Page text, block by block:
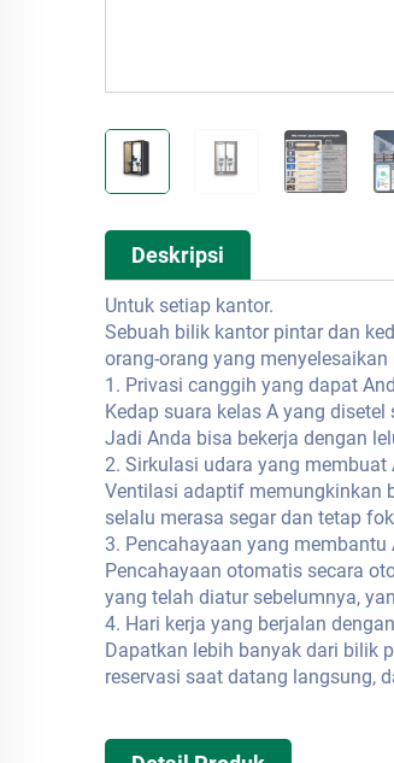
Deskripsi
Untuk setiap kantor.
Sebuah bilik kantor pintar dan
orang-orang yang menyelesaikan
1. Privasi canggih yang dapat
Kedap suara kelas A yang
Jadi Anda bisa bekerja dengan
2. Sirkulasi udara yang membuat
Ventilasi adaptif memungkinkan
selalu merasa segar dan tetap
3. Pencahayaan yang
Pencahayaan otomatis secara
yang telah diatur sebelumnya,
4. Hari kerja yang berjalan
Dapatkan lebih banyak dari bilik
reservasi saat datang langsung,